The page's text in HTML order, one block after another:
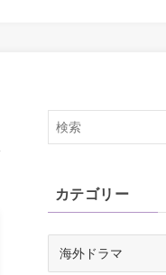
カテゴリー
テ